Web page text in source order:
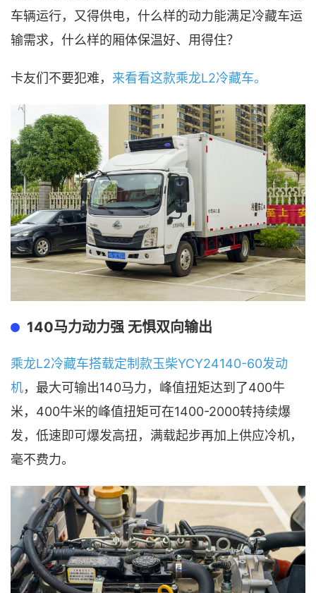
车辆运行，又得供电，什么样的动力能满足冷藏车运
输需求，什么样的厢体保温好、用得住？
卡友们不要犯难， 来看看这款乘龙L2冷藏车。
140马力动力强 无惧双向输出
乘龙L2冷藏车搭载定制款玉柴YCY24140-60发动
机，最大可输出140马力，峰值扭矩达到了400牛
米，400牛米的峰值扭矩可在1400-2000转持续爆
发，低速即可爆发高扭，满载起步再加上供应冷机，
毫不费力。